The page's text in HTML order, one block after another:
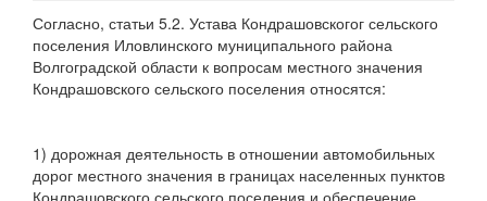
Согласно, статьи 5.2. Устава Кондрашовскогог сельского
поселения Иловлинского муниципального района
Волгоградской области к вопросам местного значения
Кондрашовского сельского поселения относятся:
1) дорожная деятельность в отношении автомобильных
дорог местного значения в границах населенных пунктов
Кондрашовского сельского поселения и обеспечение